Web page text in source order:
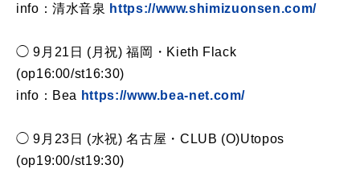
info：清水音泉 https://www.shimizuonsen.com/
◯ 9月21日 (月祝) 福岡・Kieth Flack
(op16:00/st16:30)
info：Bea https://www.bea-net.com/
◯ 9月23日 (水祝) 名古屋・CLUB (O)Utopos
(op19:00/st19:30)